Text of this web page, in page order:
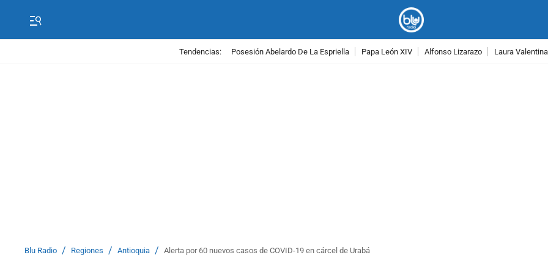
Tendencias: Posesión Abelardo De La Espriella Papa León XIV Alfonso Lizarazo Laura
Blu Radio / Regiones / Antioquia / Alerta por 60 nuevos casos de COVID-19 en cárcel de Urabá